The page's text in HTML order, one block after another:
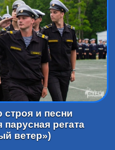
строя и песни
регата
ветер»)